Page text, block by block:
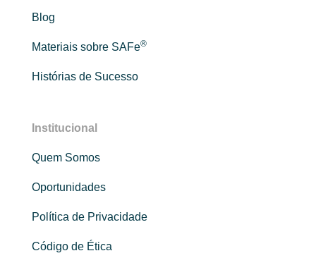
Blog
Materiais sobre SAFe®
Histórias de Sucesso
Institucional
Quem Somos
Oportunidades
Política de Privacidade
Código de Ética